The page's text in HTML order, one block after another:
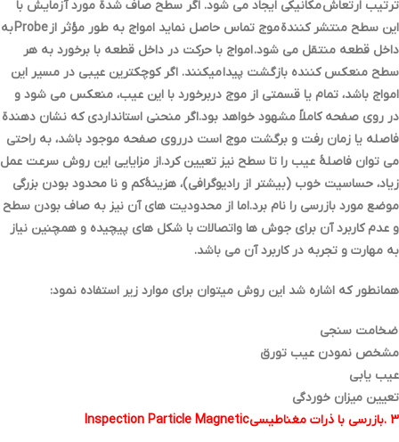
ترتیب ارتعاش مکانیکی ایجاد می شود. اگر سطح صاف شدة مورد آزمایش با
این سطح منتشر کنندة موج تماس حاصل نماید امواج به طور مؤثر از Probe به
داخل قطعه منتقل می شود. امواج با حرکت در داخل قطعه با برخورد به هر
سطح منعکس کننده بازگشت پیدا میکنند. اگر کوچکترین عیبی در مسیر این
امواج باشد، تمام یا قسمتی از موج دربرخورد با این عیب، منعکس می شود و
در روي صفحه کاملاً مشهود خواهد بود.اگر منحنی استانداردي که نشان دهندة
فاصله یا زمان رفت و برگشت موج است درروي صفحه موجود باشد، به راحتی
می توان فاصلۀ عیب را تا سطح نیز تعیین کرد.از مزایایی این روش سرعت عمل
زیاد، حساسیت خوب (بیشتر از رادیوگرافی)، هزینۀکم و نا محدود بودن بزرگی
موضع مورد بازرسی را نام برد.اما از محدودیت هاي آن نیز به صاف بودن سطح
و عدم کاربرد آن براي جوش ها واتصالات با شکل هاي پیچیده و همچنین نیاز
به مهارت و تجربه در کاربرد آن می باشد.
همانطور که اشاره شد این روش میتوان براي موارد زیر استفاده نمود:
ضخامت سنجی
مشخص نمودن عیب تورق
عیب یابی
تعیین میزان خوردگی
3 .بازرسی با ذرات مغناطیسی Inspection Particle Magnetic